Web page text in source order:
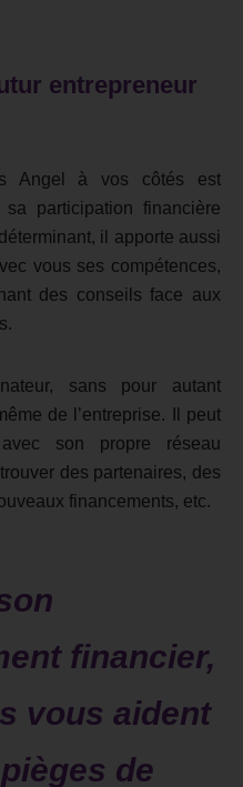
entrepreneur
Angel à vos côtés est
participation financière
il apporte aussi
vous ses compétences,
des conseils face aux
sans pour autant
de l’entreprise. Il peut
son propre réseau
des partenaires, des
financements, etc.
financier,
vous aident
de